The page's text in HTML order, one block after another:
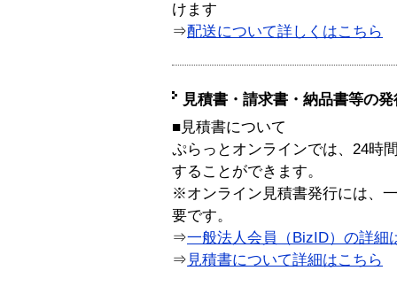
けます
⇒配送について詳しくはこちら
見積書・請求書・納品書等の
■見積書について
ぷらっとオンラインでは、24時
することができます。
※オンライン見積書発行には、
要です。
⇒一般法人会員（BizID）の詳細
⇒ 見積書について詳細はこちら